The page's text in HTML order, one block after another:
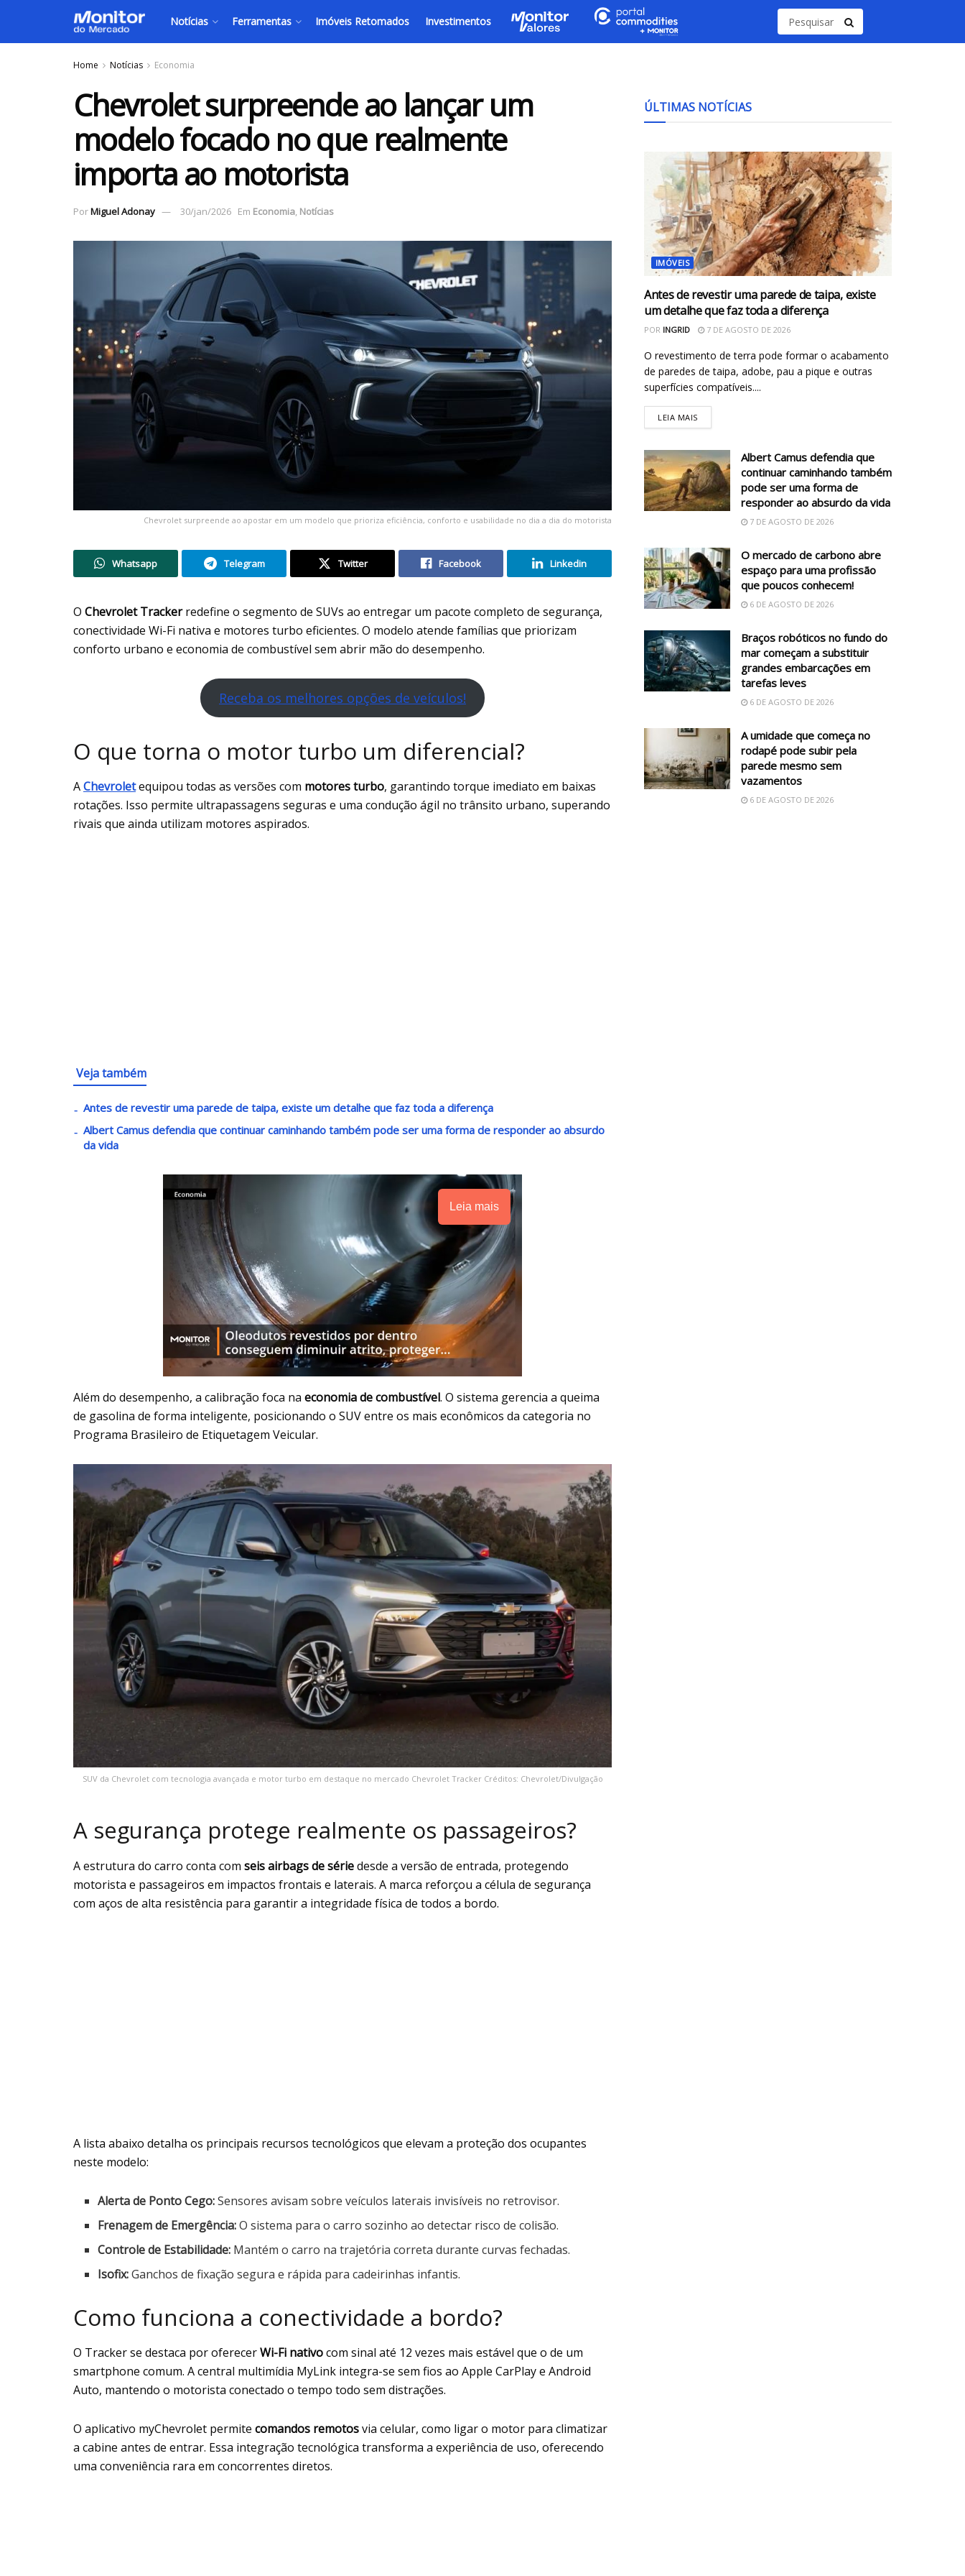
Notícias Ferramentas Imóveis Retomados Investimentos
Home Notícias Economia
Chevrolet surpreende ao lançar um
modelo focado no que realmente
importa ao motorista
PorMiguel Adonay 30/jan/2026 Em Economia, Notícias
Chevrolet surpreende ao apostar em um modelo que prioriza eficiência, conforto e usabilidade no dia a dia do motorista
Whatsapp Telegram Twitter Facebook Linkedin
O Chevrolet Trackerredefine o segmento de SUVs ao entregar um pacote completo de segurança,
conectividade Wi-Fi nativa e motores turbo eficientes. O modelo atende famílias que priorizam
conforto urbano e economia de combustível sem abrir mão do desempenho.
Receba os melhores opções de veículos!
O que torna o motor turbo um diferencial?
AChevroletequipou todas as versões com motores turbo, garantindo torque imediato em baixas
rotações. Isso permite ultrapassagens seguras e uma condução ágil no trânsito urbano, superando
rivais que ainda utilizam motores aspirados.
Veja também
Antes de revestir uma parede de taipa, existe um detalhe que faz toda a diferença
Albert Camus defendia que continuar caminhando também pode ser uma forma de responder ao absurdo
da vida
Leia mais
Além do desempenho, a calibração foca na economia de combustível. O sistema gerencia a queima
de gasolina de forma inteligente, posicionando o SUV entre os mais econômicos da categoria no
Programa Brasileiro de Etiquetagem Veicular.
SUV da Chevrolet com tecnologia avançada e motor turbo em destaque no mercado Chevrolet Tracker Créditos: Chevrolet/Divulgação
A segurança protege realmente os passageiros?
A estrutura do carro conta com seis airbags de sériedesde a versão de entrada, protegendo
motorista e passageiros em impactos frontais e laterais. A marca reforçou a célula de segurança
com aços de alta resistência para garantir a integridade física de todos a bordo.
A lista abaixo detalha os principais recursos tecnológicos que elevam a proteção dos ocupantes
neste modelo:
Alerta de Ponto Cego:Sensores avisam sobre veículos laterais invisíveis no retrovisor.
Frenagem de Emergência:O sistema para o carro sozinho ao detectar risco de colisão.
Controle de Estabilidade: Mantém o carro na trajetória correta durante curvas fechadas.
Isofix:Ganchos de fixação segura e rápida para cadeirinhas infantis.
Como funciona a conectividade a bordo?
O Tracker se destaca por oferecerWi-Fi nativocom sinal até 12 vezes mais estável que o de um
smartphone comum. A central multimídia MyLink integra-se sem fios ao Apple CarPlay e Android
Auto, mantendo o motorista conectado o tempo todo sem distrações.
O aplicativo myChevrolet permite comandos remotosvia celular, como ligar o motor para climatizar
a cabine antes de entrar. Essa integração tecnológica transforma a experiência de uso, oferecendo
uma conveniência rara em concorrentes diretos.
ÚLTIMAS NOTÍCIAS
IMÓVEIS
Antes de revestir uma parede de taipa, existe
um detalhe que faz toda a diferença
POR INGRID 7 DE AGOSTO DE 2026
O revestimento de terra pode formar o acabamento
de paredes de taipa, adobe, pau a pique e outras
superfícies compatíveis....
LEIA MAIS
Albert Camus defendia que
continuar caminhando também
pode ser uma forma de
responder ao absurdo da vida
7 DE AGOSTO DE 2026
O mercado de carbono abre
espaço para uma profissão
que poucos conhecem!
6 DE AGOSTO DE 2026
Braços robóticos no fundo do
mar começam a substituir
grandes embarcações em
tarefas leves
6 DE AGOSTO DE 2026
A umidade que começa no
rodapé pode subir pela
parede mesmo sem
vazamentos
6 DE AGOSTO DE 2026